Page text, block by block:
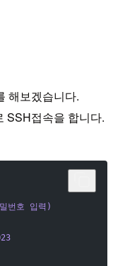
해보겠습니다.
SSH접속을 합니다.
번호 입력)